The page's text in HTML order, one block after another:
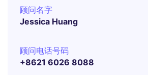
顾问名字
Jessica Huang
顾问电话号码
+8621 6026 8088